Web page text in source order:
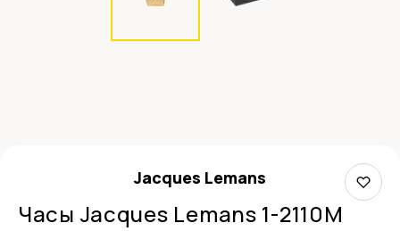
Jacques Lemans
Часы Jacques Lemans 1-2110M